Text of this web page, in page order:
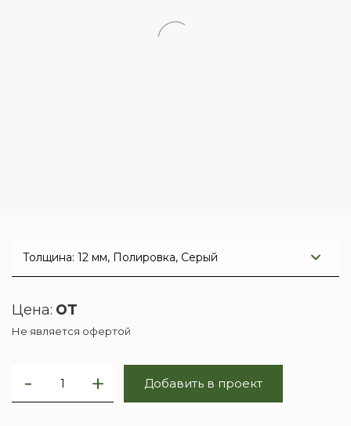
Цена: от
Не является офертой
Добавить в проект